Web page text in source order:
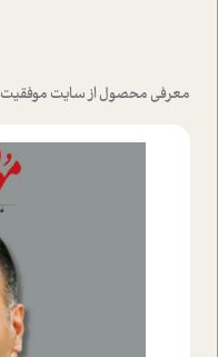
معرفی محصول از سایت موفقیت